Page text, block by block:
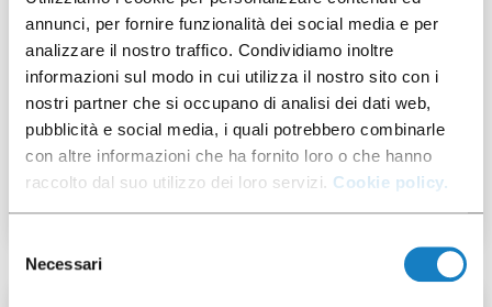
annunci, per fornire funzionalità dei social media e per
analizzare il nostro traffico. Condividiamo inoltre
informazioni sul modo in cui utilizza il nostro sito con i
nostri partner che si occupano di analisi dei dati web,
pubblicità e social media, i quali potrebbero combinarle
con altre informazioni che ha fornito loro o che hanno
raccolto dal suo utilizzo dei loro servizi. Cookie policy.
delNecessari
052011
B.200CC PP Trasparente
BIS